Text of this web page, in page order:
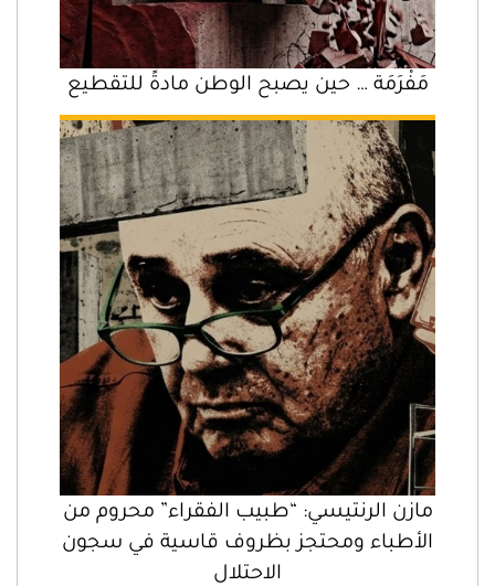
مَفْرَمَة … حين يصبح الوطن مادةً للتقطيع
مازن الرنتيسي: “طبيب الفقراء” محروم من
الأطباء ومحتجز بظروف قاسية في سجون
الاحتلال